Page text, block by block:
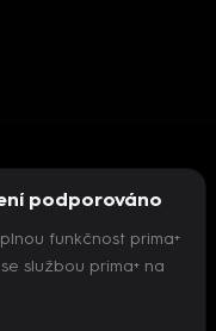
přehrávač
podporováno
funkčnost prima+
službou prima+ na